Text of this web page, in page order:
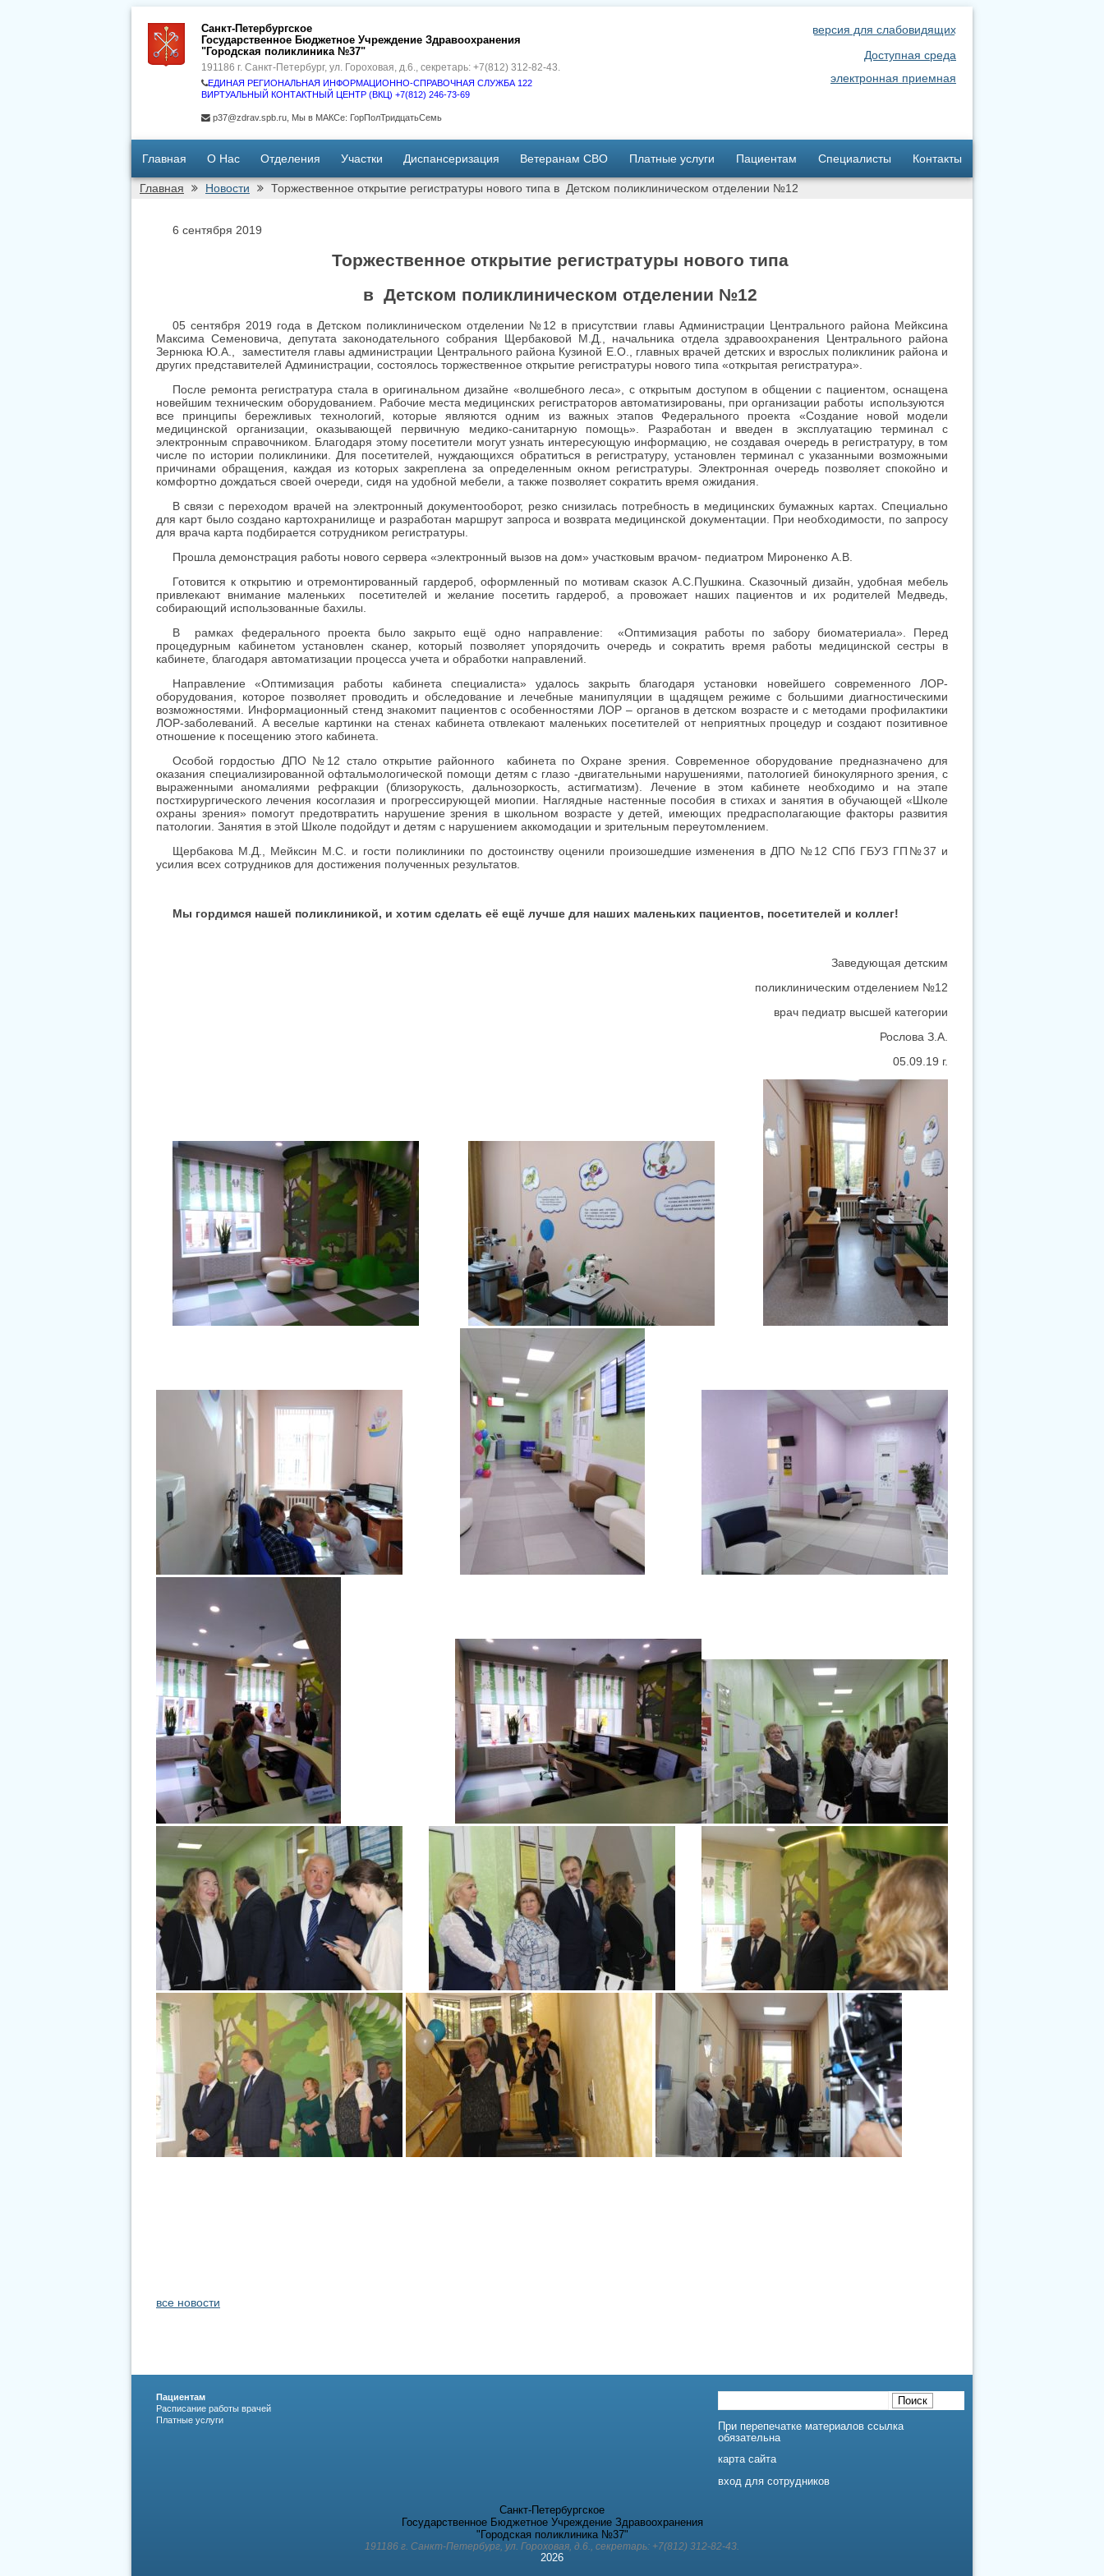
Санкт-Петербургское
Государственное Бюджетное Учреждение Здравоохранения
"Городская поликлиника №37"
191186 г. Санкт-Петербург, ул. Гороховая, д.6., секретарь: +7(812) 312-82-43.
ЕДИНАЯ РЕГИОНАЛЬНАЯ ИНФОРМАЦИОННО-СПРАВОЧНАЯ СЛУЖБА 122
ВИРТУАЛЬНЫЙ КОНТАКТНЫЙ ЦЕНТР (ВКЦ) +7(812) 246-73-69
p37@zdrav.spb.ru, Мы в МАКСе: ГорПолТридцатьСемь
версия для слабовидящих
Доступная среда
электронная приемная
Главная О Нас Отделения Участки Диспансеризация Ветеранам СВО Платные услуги Пациентам Специалисты Контакты
Главная Новости Торжественное открытие регистратуры нового типа в Детском поликлиническом отделении №12
6 сентября 2019
Торжественное открытие регистратуры нового типа
в Детском поликлиническом отделении №12
05 сентября 2019 года в Детском поликлиническом отделении №12 в присутствии главы Администрации Центрального района Мейксина
Максима Семеновича, депутата законодательного собрания Щербаковой М.Д., начальника отдела здравоохранения Центрального района
Зернюка Ю.А., заместителя главы администрации Центрального района Кузиной Е.О., главных врачей детских и взрослых поликлиник района и
других представителей Администрации, состоялось торжественное открытие регистратуры нового типа «открытая регистратура».
После ремонта регистратура стала в оригинальном дизайне «волшебного леса», с открытым доступом в общении с пациентом, оснащена
новейшим техническим оборудованием. Рабочие места медицинских регистраторов автоматизированы, при организации работы используются
все принципы бережливых технологий, которые являются одним из важных этапов Федерального проекта «Создание новой модели
медицинской организации, оказывающей первичную медико-санитарную помощь». Разработан и введен в эксплуатацию терминал с
электронным справочником. Благодаря этому посетители могут узнать интересующую информацию, не создавая очередь в регистратуру, в том
числе по истории поликлиники. Для посетителей, нуждающихся обратиться в регистратуру, установлен терминал с указанными возможными
причинами обращения, каждая из которых закреплена за определенным окном регистратуры. Электронная очередь позволяет спокойно и
комфортно дождаться своей очереди, сидя на удобной мебели, а также позволяет сократить время ожидания.
В связи с переходом врачей на электронный документооборот, резко снизилась потребность в медицинских бумажных картах. Специально
для карт было создано картохранилище и разработан маршрут запроса и возврата медицинской документации. При необходимости, по запросу
для врача карта подбирается сотрудником регистратуры.
Прошла демонстрация работы нового сервера «электронный вызов на дом» участковым врачом- педиатром Мироненко А.В.
Готовится к открытию и отремонтированный гардероб, оформленный по мотивам сказок А.С.Пушкина. Сказочный дизайн, удобная мебель
привлекают внимание маленьких посетителей и желание посетить гардероб, а провожает наших пациентов и их родителей Медведь,
собирающий использованные бахилы.
В рамках федерального проекта было закрыто ещё одно направление: «Оптимизация работы по забору биоматериала». Перед
процедурным кабинетом установлен сканер, который позволяет упорядочить очередь и сократить время работы медицинской сестры в
кабинете, благодаря автоматизации процесса учета и обработки направлений.
Направление «Оптимизация работы кабинета специалиста» удалось закрыть благодаря установки новейшего современного ЛОР-
оборудования, которое позволяет проводить и обследование и лечебные манипуляции в щадящем режиме с большими диагностическими
возможностями. Информационный стенд знакомит пациентов с особенностями ЛОР – органов в детском возрасте и с методами профилактики
ЛОР-заболеваний. А веселые картинки на стенах кабинета отвлекают маленьких посетителей от неприятных процедур и создают позитивное
отношение к посещению этого кабинета.
Особой гордостью ДПО №12 стало открытие районного кабинета по Охране зрения. Современное оборудование предназначено для
оказания специализированной офтальмологической помощи детям с глазо -двигательными нарушениями, патологией бинокулярного зрения, с
выраженными аномалиями рефракции (близорукость, дальнозоркость, астигматизм). Лечение в этом кабинете необходимо и на этапе
постхирургического лечения косоглазия и прогрессирующей миопии. Наглядные настенные пособия в стихах и занятия в обучающей «Школе
охраны зрения» помогут предотвратить нарушение зрения в школьном возрасте у детей, имеющих предрасполагающие факторы развития
патологии. Занятия в этой Школе подойдут и детям с нарушением аккомодации и зрительным переутомлением.
Щербакова М.Д., Мейксин М.С. и гости поликлиники по достоинству оценили произошедшие изменения в ДПО №12 СПб ГБУЗ ГП№37 и
усилия всех сотрудников для достижения полученных результатов.
Мы гордимся нашей поликлиникой, и хотим сделать её ещё лучше для наших маленьких пациентов, посетителей и коллег!
Заведующая детским
поликлиническим отделением №12
врач педиатр высшей категории
Рослова З.А.
05.09.19 г.
все новости
Пациентам
Расписание работы врачей
Платные услуги
При перепечатке материалов ссылка
обязательна
карта сайта
вход для сотрудников
Санкт-Петербургское
Государственное Бюджетное Учреждение Здравоохранения
"Городская поликлиника №37"
191186 г. Санкт-Петербург, ул. Гороховая, д.6., секретарь: +7(812) 312-82-43.
2026